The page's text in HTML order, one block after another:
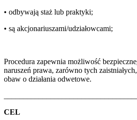
• odbywają staż lub praktyki;
• są akcjonariuszami/udziałowcami;
Procedura zapewnia możliwość
naruszeń prawa, zarówno tych
obaw o działania odwetowe.
CEL